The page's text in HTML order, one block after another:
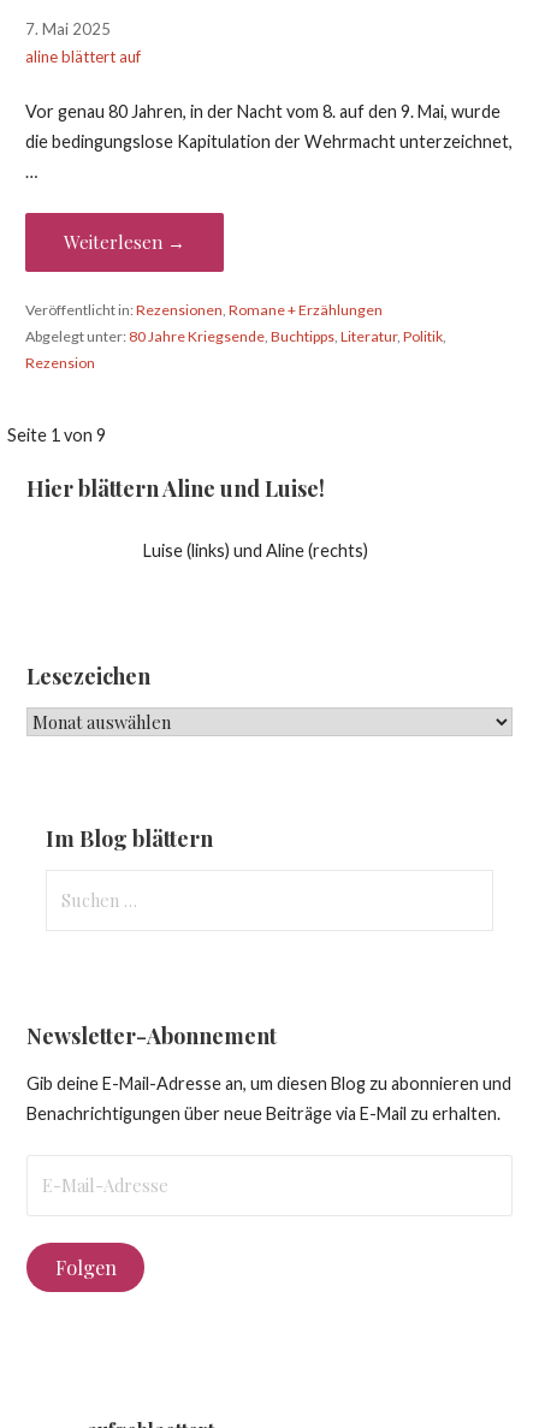
7. Mai 2025
aline blättert auf
Vor genau 80 Jahren, in der Nacht vom 8. auf den 9. Mai, wurde
die bedingungslose Kapitulation der Wehrmacht unterzeichnet,
…
Weiterlesen →
Veröffentlicht in:Rezensionen, Romane + Erzählungen
Abgelegt unter:80 Jahre Kriegsende, Buchtipps, Literatur, Politik,
Rezension
Beitrag
Navigation
Seite 1 von 9
Hier blättern Aline und Luise!
Luise (links) und Aline (rechts)
Lesezeichen
Lesezeichen
Im Blog blättern
nach:
Newsletter-Abonnement
Gib deine E-Mail-Adresse an, um diesen Blog zu abonnieren und
Benachrichtigungen über neue Beiträge via E-Mail zu erhalten.
Mail-
Folgen